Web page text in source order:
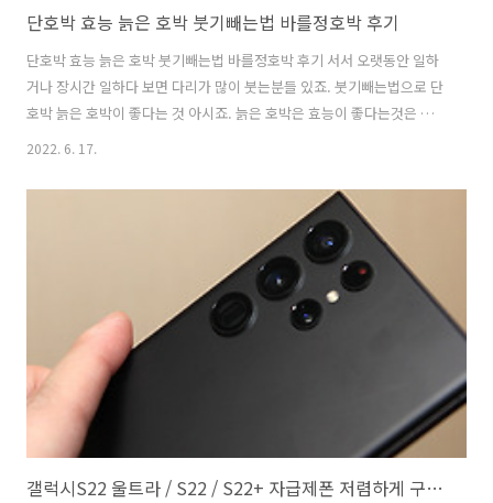
단호박 효능 늙은 호박 붓기빼는법 바를정호박 후기
단호박 효능 늙은 호박 붓기빼는법 바를정호박 후기 서서 오랫동안 일하
거나 장시간 일하다 보면 다리가 많이 붓는분들 있죠. 붓기빼는법으로 단
호박 늙은 호박이 좋다는 것 아시죠. 늙은 호박은 효능이 좋다는것은 들
었는데 단호박도 효능이 좋다고 하네요. 어릴 때는 시골에서 살아서 겨울
호박과 늙은 호박은 황산화작용을 하고 칼륨이 풍부해서 체내에 쌓인 노
폐물과 염증을 외부로 배출하여 부종을 개선하는데 도움을 주는것으로
알려져 있는데요. 근데 현대인들 그렇게 챙겨먹기 쉽지가 않죠. 붓기빼는
법으로 바를정호박을 먹고 있는데 간편하게 챙겨먹으면서 몸관리를 할
수 있어서 괜찮았는데요. 하루에 1-2포 정도를 편할 때 뜯어서 바로 먹으
면 됩니다. 출근하면서..
2022. 6. 17.
갤럭시S22 울트라 / S22 / S22+ 자급제폰 저렴하게 구매하는 방법